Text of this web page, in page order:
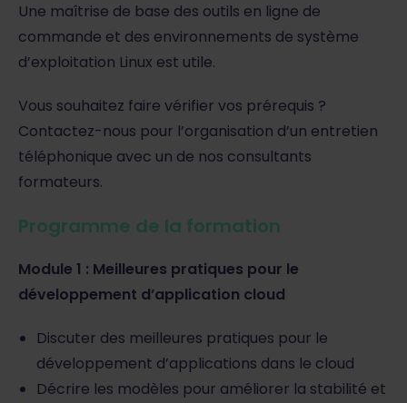
Une maîtrise de base des outils en ligne de
commande et des environnements de système
d’exploitation Linux est utile.
Vous souhaitez faire vérifier vos prérequis ?
Contactez-nous pour l’organisation d’un entretien
téléphonique avec un de nos consultants
formateurs.
Programme de la formation
Module 1 : Meilleures pratiques pour le
développement d’application cloud
Discuter des meilleures pratiques pour le
développement d’applications dans le cloud
Décrire les modèles pour améliorer la stabilité et